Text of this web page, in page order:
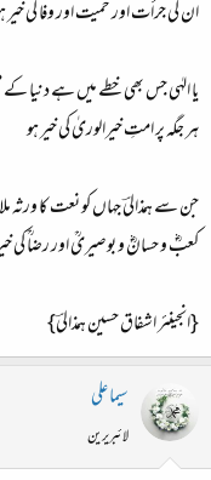
ان کی جرأت اور حمیت اور وفا کی خیر
یا الہٰی جس بھی خطے میں ہے دنیا
ہر جگہ پر امتِ خیرالوریٰ کی خیر ہو
جن سے ہمذالیؔ جہاں کو نعت کا ورثہ ملا
کعبؓ و حسانؓ و بوصیریؒ اور رضاؒ کی
{انجینئر اشفاق حسین ہمذالیؔ}
سیما علی
لائبریرین